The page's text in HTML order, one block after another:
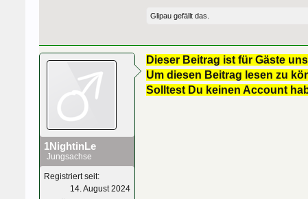
Glipau gefällt das.
1NightinLe
Jungsachse
Registriert seit:
14. August 2024
Dieser Beitrag ist für Gäste
Um diesen Beitrag lesen zu
Solltest Du keinen Account